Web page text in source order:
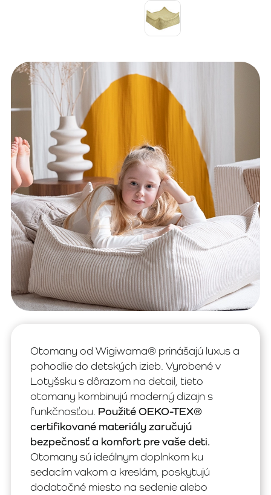
Otomany od Wigiwama® prinášajú luxus a
pohodlie do detských izieb. Vyrobené v
Lotyšsku s dôrazom na detail, tieto
otomany kombinujú moderný dizajn s
funkčnosťou. Použité OEKO-TEX®
certifikované materiály zaručujú
bezpečnosť a komfort pre vaše deti.
Otomany sú ideálnym doplnkom ku
sedacím vakom a kreslám, poskytujú
dodatočné miesto na sedenie alebo